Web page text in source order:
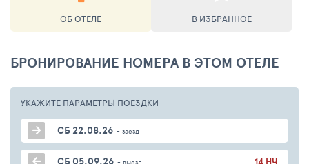
ОБ ОТЕЛЕ В ИЗБРАННОЕ
БРОНИРОВАНИЕ НОМЕРА В ЭТОМ ОТЕЛЕ
УКАЖИТЕ ПАРАМЕТРЫ ПОЕЗДКИ
СБ 22.08.26 - заезд